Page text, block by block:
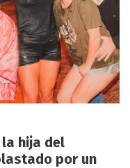
hija del
por un